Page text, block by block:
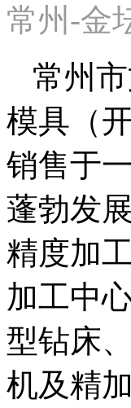
常州-金
常州
模具（
销售于
蓬勃发
精度加
加工中
型钻床
机及精